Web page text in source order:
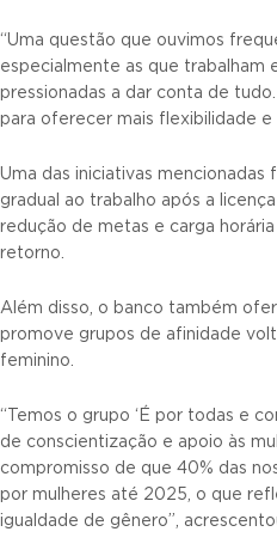
“Uma questão que ouvimos
especialmente as que trabalham
pressionadas a dar conta de
para oferecer mais flexibilidade e
Uma das iniciativas
gradual ao trabalho após a
redução de metas e carga
retorno.
Além disso, o banco também
promove grupos de afinidade
feminino.
“Temos o grupo ‘É por todas e
de conscientização e apoio às
compromisso de que 40% das
por mulheres até 2025, o que
igualdade de gênero”,